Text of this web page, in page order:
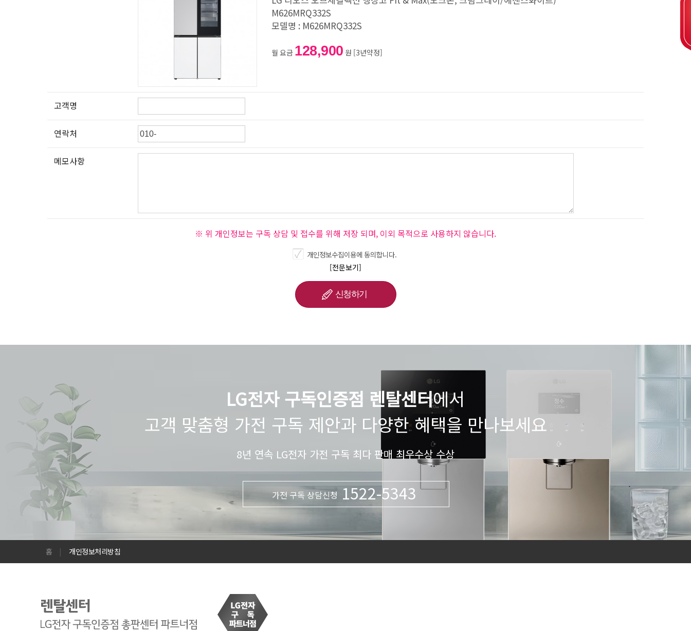
M626MRQ332S
모델명 : M626MRQ332S
월 요금 128,900 원 [3년약정]
고객명
연락처
메모사항
※ 위 개인정보는 구독 상담 및 접수를 위해 저장 되며, 이외 목적으로 사용하지 않습니다.
개인정보수집이용에 동의합니다.
[전문보기]
LG전자 구독인증점 렌탈센터에서
고객 맞춤형 가전 구독 제안과 다양한 혜택을 만나보세요
8년 연속 LG전자 가전 구독 최다 판매 최우수상 수상
가전 구독 상담신청1522-5343
홈 | 개인정보처리방침